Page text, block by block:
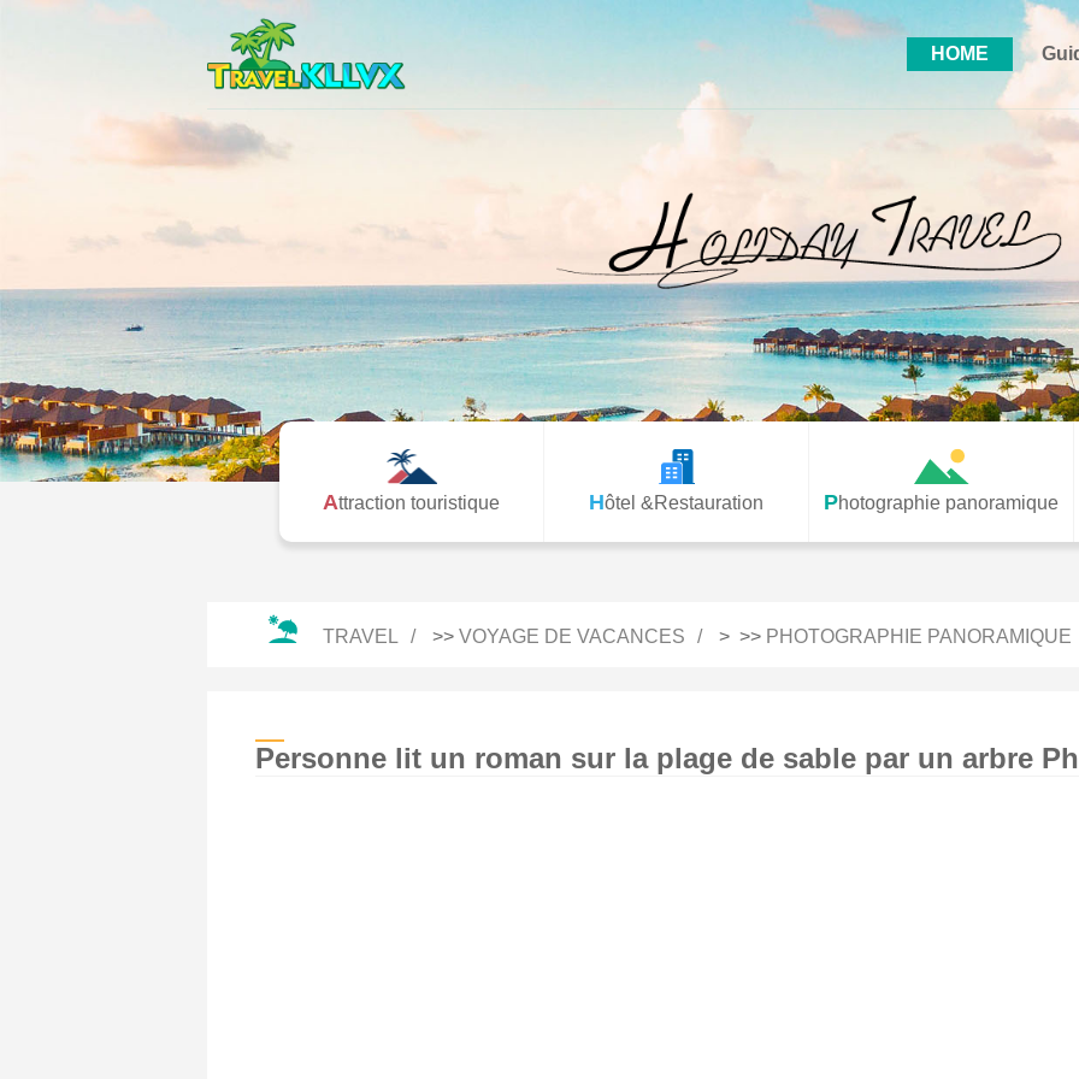
HOME
Attraction touristique Hôtel &Restauration Photographie panoramique
TRAVEL >> VOYAGE DE VACANCES > >> PHOTOGRAPHIE PANORAMIQUE
Personne lit un roman sur la plage de sable par un arbre